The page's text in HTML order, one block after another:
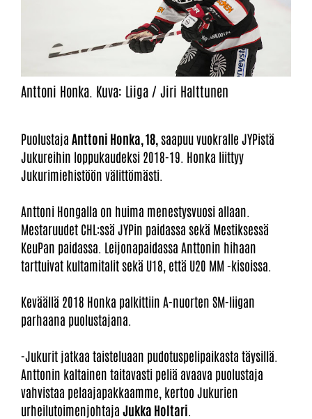
Anttoni Honka. Kuva: Liiga / Jiri Halttunen
Puolustaja Anttoni Honka, 18,saapuu vuokralle JYPistä
Jukureihin loppukaudeksi 2018-19. Honka liittyy
Jukurimiehistöön välittömästi.
Anttoni Hongalla on huima menestysvuosi allaan.
Mestaruudet CHL:ssä JYPin paidassa sekä Mestiksessä
KeuPan paidassa. Leijonapaidassa Anttonin hihaan
tarttuivat kultamitalit sekä U18, että U20 MM -kisoissa.
Keväällä 2018 Honka palkittiin A-nuorten SM-liigan
parhaana puolustajana.
-Jukurit jatkaa taisteluaan pudotuspelipaikasta täysillä.
Anttonin kaltainen taitavasti peliä avaava puolustaja
vahvistaa pelaajapakkaamme, kertoo Jukurien
urheilutoimenjohtaja Jukka Holtari